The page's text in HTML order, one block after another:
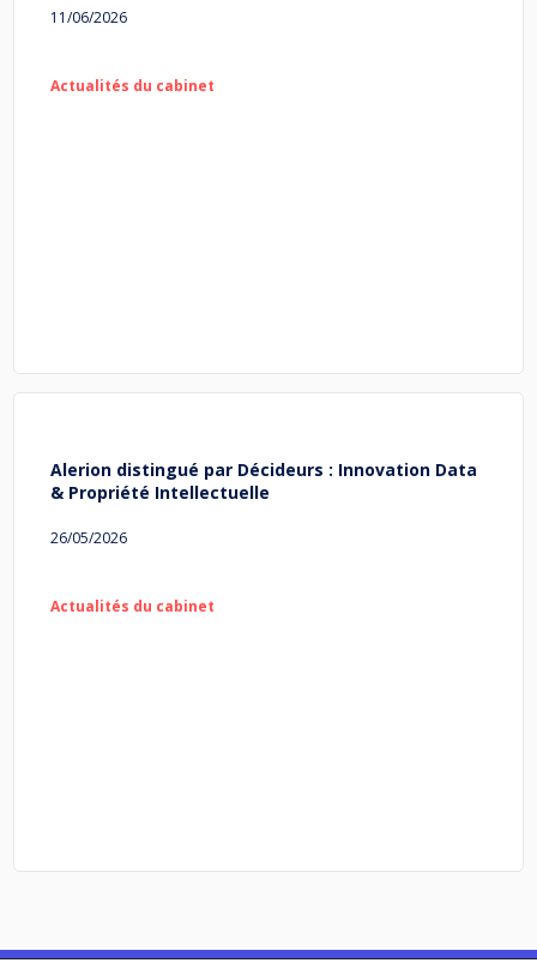
11/06/2026
Actualités du cabinet
Alerion distingué par Décideurs : Innovation Data
& Propriété Intellectuelle
26/05/2026
Actualités du cabinet